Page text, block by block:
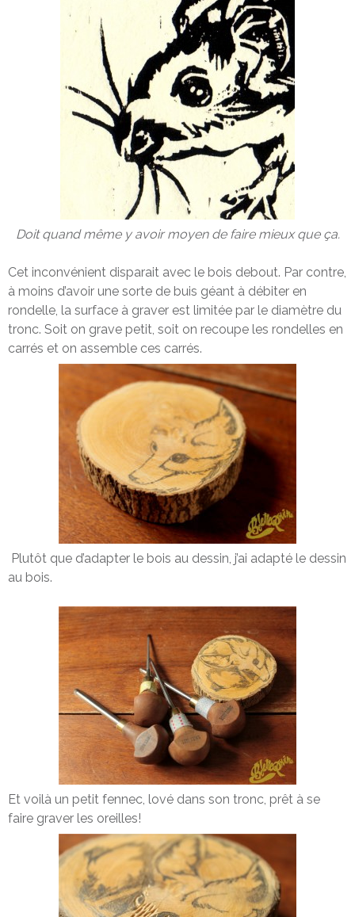
Doit quand même y avoir moyen de faire mieux que ça.
Cet inconvénient disparait avec le bois debout. Par contre,
à moins d’avoir une sorte de buis géant à débiter en
rondelle, la surface à graver est limitée par le diamètre du
tronc. Soit on grave petit, soit on recoupe les rondelles en
carrés et on assemble ces carrés.
Plutôt que d’adapter le bois au dessin, j’ai adapté le dessin
au bois.
Et voilà un petit fennec, lové dans son tronc, prêt à se
faire graver les oreilles!